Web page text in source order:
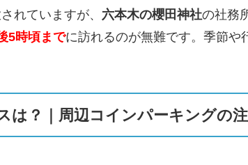
れていますが、 六本木の櫻田神社の社務
5時頃までに訪れるのが無難です。季節や
は？｜周辺コインパーキングの